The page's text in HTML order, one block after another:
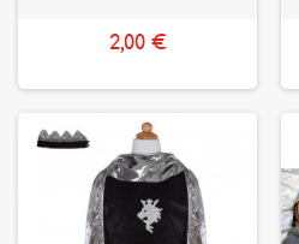
2,00 €